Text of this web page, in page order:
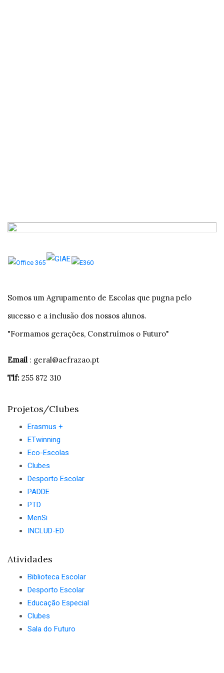
Somos um Agrupamento de Escolas que pugna pelo
sucesso e a inclusão dos nossos alunos.
"Formamos gerações, Construímos o Futuro"
Email : geral@aefrazao.pt
Tlf: 255 872 310
Projetos/Clubes
Erasmus +
ETwinning
Eco-Escolas
Clubes
Desporto Escolar
PADDE
PTD
MenSi
INCLUD-ED
Atividades
Biblioteca Escolar
Desporto Escolar
Educação Especial
Clubes
Sala do Futuro